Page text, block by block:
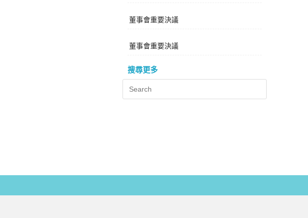
董事會重要決議
董事會重要決議
搜尋更多